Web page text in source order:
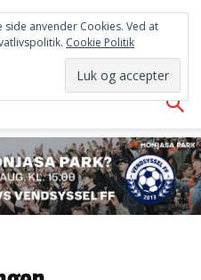
anvender Cookies. Ved at
Cookie Politik